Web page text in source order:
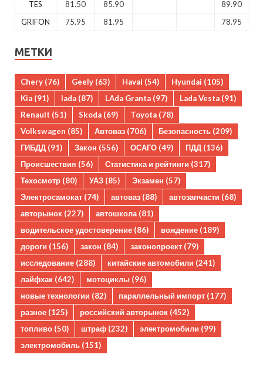
TES
81.50 85.90
89.90
GRIFON
75.95 81.95 78.95
МЕТКИ
Chery (76) Geely (63) Haval (54) Hyundai (105)
Kia (91) lada (87) LAda Granta (97) Lada Vesta (91)
Renault (51) Skoda (69) Toyota (78)
Volkswagen (85) Автоваз (706) Безопасность (209)
ГИБДД (91) Закон (556) ОСАГО (49) ПДД (136)
Происшествия (56) Статистика и рейтинги (317)
Техосмотр (80) УАЗ (85) Экзамен (57)
Электросамокат (74) автоваз (88) автозапчасти (68)
авторынок (227) автошкола(81)
водительское удостоверение (86) вождение (189)
дороги (156) закон (84) законопроект (79)
исследование (288) китайские автомобили (241)
лайфхак (642) мотоциклы (96)
новые технологии (82) параллельный импорт (177)
разное (125) российский авторынок (452)
топливо (50) штраф (232) электромобили (99)
электромобиль (151)